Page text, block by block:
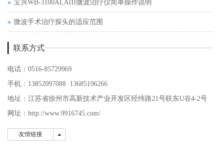
宝兴WB-3100AI,AIII微波治疗仪简单操作说明
微波手术治疗探头的适应范围
联系方式
电话：0516-85729969
手机：13852097088 13685196266
地址：江苏省徐州市高新技术产业开发区经纬路21号联东U谷4-2号
网址：http://www.9916745.com/
友情链接